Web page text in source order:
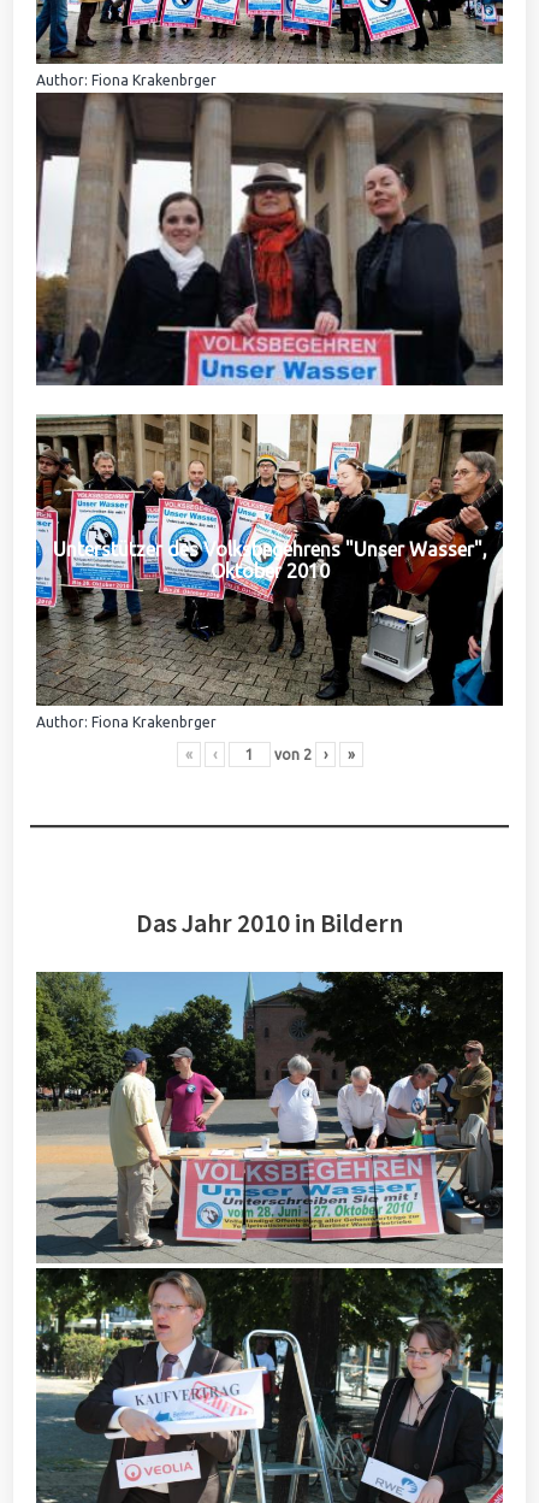
Author: Fiona Krakenbrger
Unterstützer des Volksbegehrens "Unser Wasser",
Oktober 2010
Author: Fiona Krakenbrger
« ‹ von 2 › »
Das Jahr 2010 in Bildern